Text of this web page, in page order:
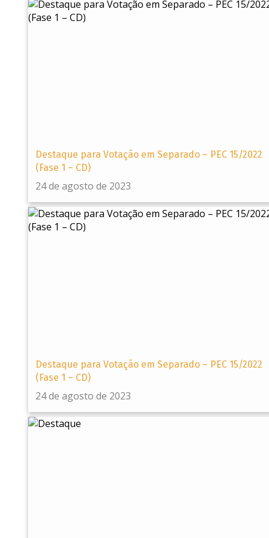
Destaque para Votação em Separado – PEC 15/2022
(Fase 1 – CD)
24 de agosto de 2023
Destaque para Votação em Separado – PEC 15/2022
(Fase 1 – CD)
24 de agosto de 2023